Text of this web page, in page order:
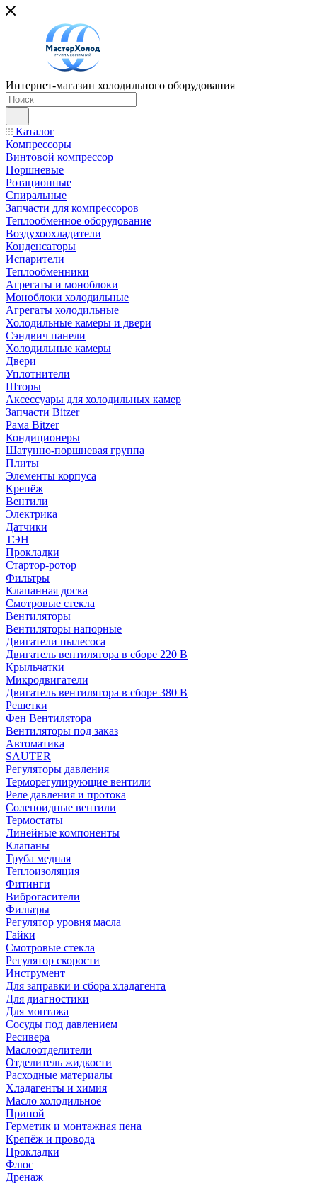
Интернет-магазин холодильного оборудования
Каталог
Компрессоры
Винтовой компрессор
Поршневые
Ротационные
Спиральные
Запчасти для компрессоров
Теплообменное оборудование
Воздухоохладители
Конденсаторы
Испарители
Теплообменники
Агрегаты и моноблоки
Моноблоки холодильные
Агрегаты холодильные
Холодильные камеры и двери
Сэндвич панели
Холодильные камеры
Двери
Уплотнители
Шторы
Аксессуары для холодильных камер
Запчасти Bitzer
Рама Bitzer
Кондиционеры
Шатунно-поршневая группа
Плиты
Элементы корпуса
Крепёж
Вентили
Электрика
Датчики
ТЭН
Прокладки
Стартор-ротор
Фильтры
Клапанная доска
Смотровые стекла
Вентиляторы
Вентиляторы напорные
Двигатели пылесоса
Двигатель вентилятора в сборе 220 В
Крыльчатки
Микродвигатели
Двигатель вентилятора в сборе 380 В
Решетки
Фен Вентилятора
Вентиляторы под заказ
Автоматика
SAUTER
Регуляторы давления
Терморегулирующие вентили
Реле давления и протока
Соленоидные вентили
Термостаты
Линейные компоненты
Клапаны
Труба медная
Теплоизоляция
Фитинги
Виброгасители
Фильтры
Регулятор уровня масла
Гайки
Смотровые стекла
Регулятор скорости
Инструмент
Для заправки и сбора хладагента
Для диагностики
Для монтажа
Сосуды под давлением
Ресивера
Маслоотделители
Отделитель жидкости
Расходные материалы
Хладагенты и химия
Масло холодильное
Припой
Герметик и монтажная пена
Крепёж и провода
Прокладки
Флюс
Дренаж